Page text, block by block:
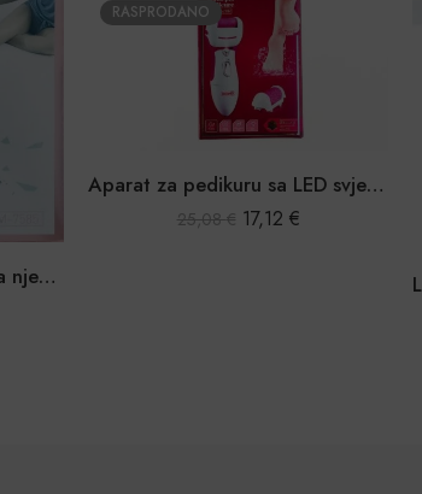
Multifunkcionalni aparat za njegu tijela 4u1
RASPRODANO
Aparat za pedikuru sa LED svjetlom
25,08€ 17,12 €